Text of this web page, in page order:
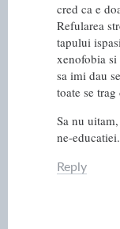
cred ca e
Refularea
tapului
xenofobia si
sa imi dau
toate se
Sa nu
ne-educatiei.
Reply